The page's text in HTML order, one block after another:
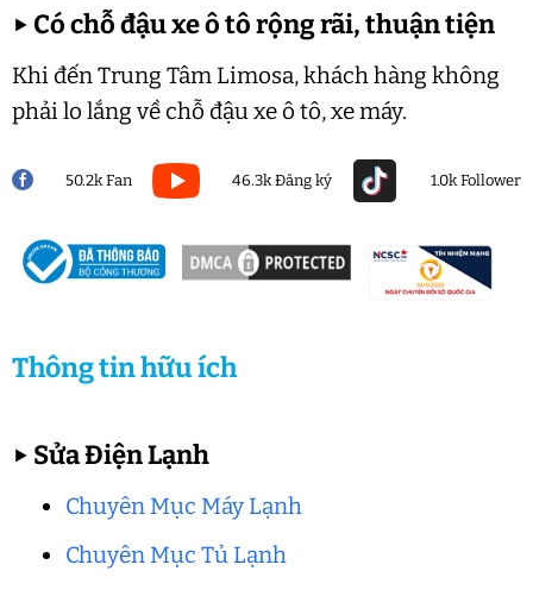
▶ Có chỗ đậu xe ô tô rộng rãi, thuận tiện
Khi đến Trung Tâm Limosa, khách hàng không
phải lo lắng về chỗ đậu xe ô tô, xe máy.
50.2k Fan 46.3k Đăng ký 1.0k Follower
Thông tin hữu ích
▶ Sửa Điện Lạnh
Chuyên Mục Máy Lạnh
Chuyên Mục Tủ Lạnh